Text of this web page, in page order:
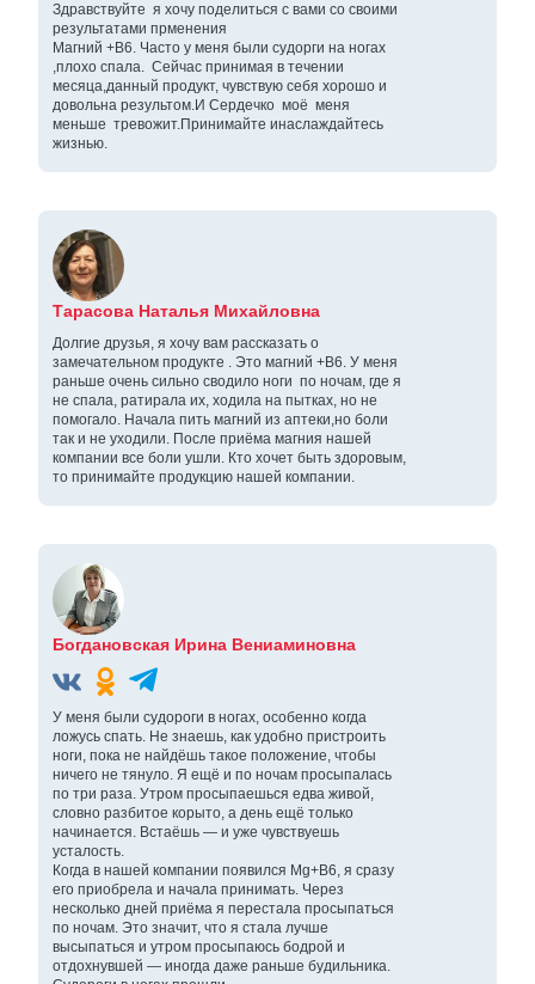
Здравствуйте я хочу поделиться с вами со своими
результатами прменения
Магний +В6. Часто у меня были судорги на ногах
,плохо спала. Сейчас принимая в течении
месяца,данный продукт, чувствую себя хорошо и
довольна результом.И Сердечко моё меня
меньше тревожит.Принимайте инаслаждайтесь
жизнью.
Тарасова Наталья Михайловна
Долгие друзья, я хочу вам рассказать о
замечательном продукте . Это магний +В6. У меня
раньше очень сильно сводило ноги по ночам, где я
не спала, ратирала их, ходила на пытках, но не
помогало. Начала пить магний из аптеки,но боли
так и не уходили. После приёма магния нашей
компании все боли ушли. Кто хочет быть здоровым,
то принимайте продукцию нашей компании.
Богдановская Ирина Вениаминовна
У меня были судороги в ногах, особенно когда
ложусь спать. Не знаешь, как удобно пристроить
ноги, пока не найдёшь такое положение, чтобы
ничего не тянуло. Я ещё и по ночам просыпалась
по три раза. Утром просыпаешься едва живой,
словно разбитое корыто, а день ещё только
начинается. Встаёшь — и уже чувствуешь
усталость.
Когда в нашей компании появился Mg+B6, я сразу
его приобрела и начала принимать. Через
несколько дней приёма я перестала просыпаться
по ночам. Это значит, что я стала лучше
высыпаться и утром просыпаюсь бодрой и
отдохнувшей — иногда даже раньше будильника.